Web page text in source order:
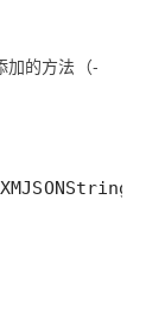
加的方法（-